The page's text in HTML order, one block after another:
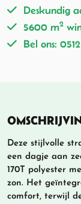
Deskundig
5600 m2
Bel ons:
Deze stijlvolle
een dagje aan
170T polyester
zon. Het
comfort, terwijl